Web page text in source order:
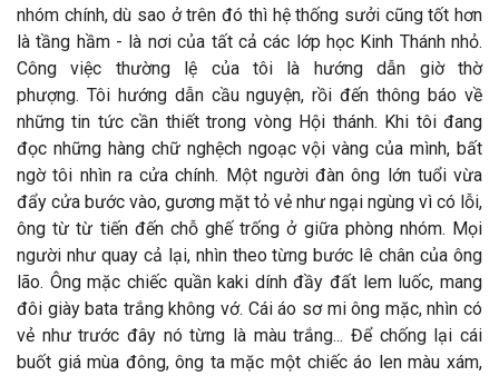
nhóm chính, dù sao ở trên đó thì hệ thống sưởi cũng tốt hơn
là tầng hầm - là nơi của tất cả các lớp học Kinh Thánh nhỏ.
Công việc thường lệ của tôi là hướng dẫn giờ thờ
phượng. Tôi hướng dẫn cầu nguyện, rồi đến thông báo về
những tin tức cần thiết trong vòng Hội thánh. Khi tôi đang
đọc những hàng chữ nghệch ngoạc vội vàng của mình, bất
ngờ tôi nhìn ra cửa chính. Một người đàn ông lớn tuổi vừa
đẩy cửa bước vào, gương mặt tỏ vẻ như ngại ngùng vì có lỗi,
ông từ từ tiến đến chỗ ghế trống ở giữa phòng nhóm. Mọi
người như quay cả lại, nhìn theo từng bước lê chân của ông
lão. Ông mặc chiếc quần kaki dính đầy đất lem luốc, mang
đôi giày bata trắng không vớ. Cái áo sơ mi ông mặc, nhìn có
vẻ như trước đây nó từng là màu trắng... Để chống lại cái
buốt giá mùa đông, ông ta mặc một chiếc áo len màu xám,